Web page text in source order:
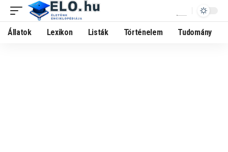
Állatok Lexikon Listák Történelem Tudomány